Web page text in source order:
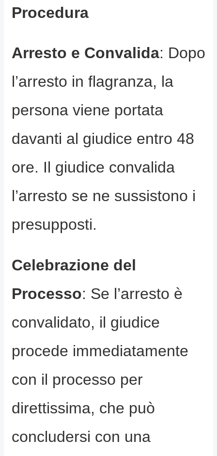
Procedura
Arresto e Convalida: Dopo
l’arresto in flagranza, la
persona viene portata
davanti al giudice entro 48
ore. Il giudice convalida
l’arresto se ne sussistono i
presupposti.
Celebrazione del
Processo: Se l’arresto è
convalidato, il giudice
procede immediatamente
con il processo per
direttissima, che può
concludersi con una